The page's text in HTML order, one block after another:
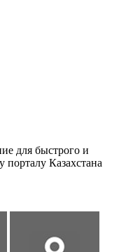
для быстрого и
Казахстана